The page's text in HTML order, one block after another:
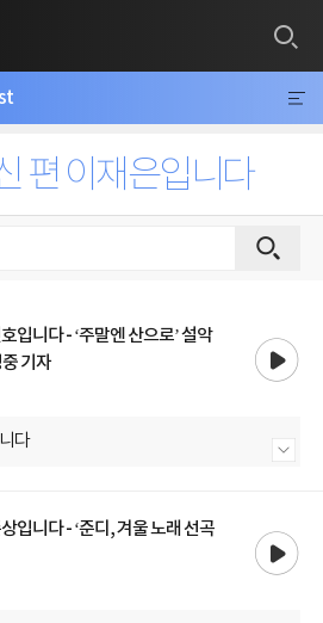
편 이재은입니다
입니다 - ‘주말엔 산으로’ 설악
기자
다
입니다 - ‘준디, 겨울 노래 선곡